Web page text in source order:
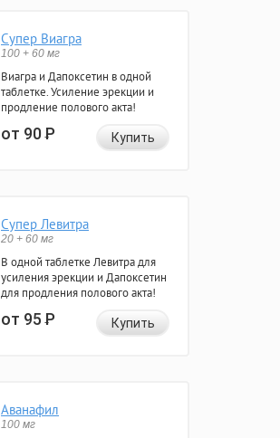
Супер Виагра
100 + 60 мг
Виагра и Дапоксетин в одной
таблетке. Усиление эрекции и
продление полового акта!
от 90Р Купить
Супер Левитра
20 + 60 мг
В одной таблетке Левитра для
усиления эрекции и Дапоксетин
для продления полового акта!
от 95Р Купить
Аванафил
100 мг